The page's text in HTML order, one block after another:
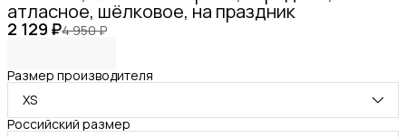
атласное, шёлковое, на праздник
2 129 ₽4 950 ₽
Размер производителя
XS
Российский размер